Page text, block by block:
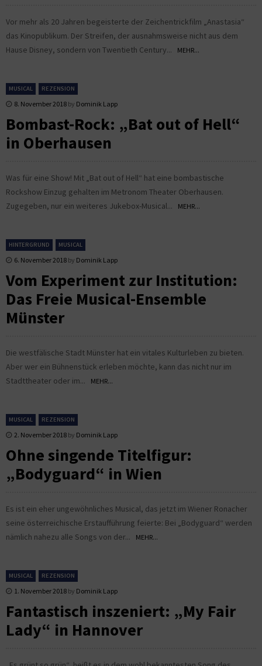
Vor mehr als 20 Jahren begeisterte der Zeichentrickfilm „Anastasia“
das Kinopublikum. Der Streifen, der ausnahmsweise nicht aus dem
Hause Disney, sondern von Twentieth Century...
MEHR...
MUSICAL REZENSION
8. November 2018 by Dominik Lapp
Bombast-Rock: „Bat out of Hell“
in Oberhausen
Was für eine Show! Mit „Bat out of Hell“ hat eine bombastische
Rockshow Einzug gehalten im Metronom Theater Oberhausen.
Zugegeben, nur ein weiteres Jukebox-Musical...
MEHR...
HINTERGRUND MUSICAL
6. November 2018 by Dominik Lapp
Vom Experiment zur Institution:
Das Freie Musical-Ensemble
Münster
Die westfälische Stadt Münster hat ein vitales Kulturleben zu bieten.
Aber wer ein Bühnenstück erleben möchte, kann das nicht nur im
Stadttheater oder im...
MEHR...
MUSICAL REZENSION
2. November 2018 by Dominik Lapp
Ohne singende Titelfigur:
„Bodyguard“ in Wien
Es ist ein eher ungewöhnliches Musical, das jetzt im Wiener Ronacher
seine österreichische Erstaufführung feierte: Bei „Bodyguard“ werden
nämlich nahezu alle Songs von der...
MEHR...
MUSICAL REZENSION
1. November 2018 by Dominik Lapp
Fantastisch inszeniert: „My Fair
Lady“ in Hannover